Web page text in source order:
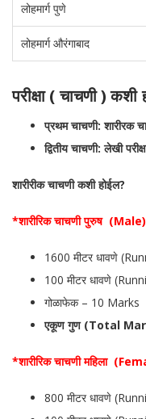
लोहमार्ग पुणे
लोहमार्ग औरंगाबाद
परीक्षा ( चाचणी ) कशी
प्रथम चाचणी: शारीरक
द्वितीय चाचणी: लेखी
शारीरीक चाचणी कशी होईल?
*शारीरिक चाचणी पुरुष (Male)
1600 मीटर धावणे
100 मीटर धावणे
गोळाफेक – 10 Marks
एकूण गुण (Total
*शारीरिक चाचणी महिला
800 मीटर धावणे